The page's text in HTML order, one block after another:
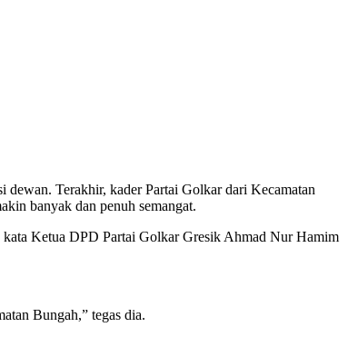
Terakhir, kader Partai Golkar dari Kecamatan
banyak dan penuh semangat.
Ketua DPD Partai Golkar Gresik Ahmad Nur Hamim
Bungah,” tegas dia.